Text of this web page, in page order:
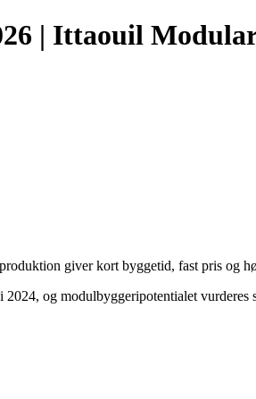
| Ittaouil
giver kort byggetid, fast pris og
og modulbyggeripotentialet vurderes